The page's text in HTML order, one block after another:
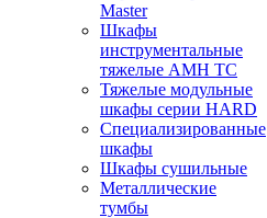
Master
Шкафы
инструментальные
тяжелые AMH TC
Тяжелые модульные
шкафы серии HARD
Cпециализированные
шкафы
Шкафы сушильные
Металлические
тумбы